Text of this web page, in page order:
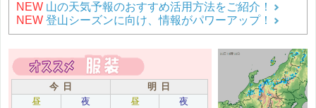
NEW 山の天気予報のおすすめ活用方法をご紹介！
NEW 登山シーズンに向け、情報がパワーアップ！
今 日
明 日
昼
夜 昼 夜